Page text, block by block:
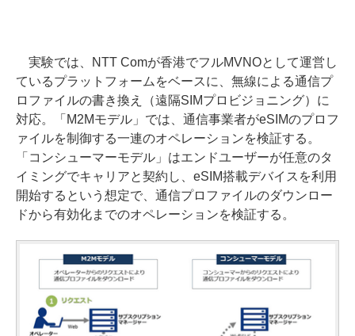
実験では、NTT Comが香港でフルMVNOとして運営し
ているプラットフォームをベースに、無線による通信プ
ロファイルの書き換え（遠隔SIMプロビジョニング）に
対応。「M2Mモデル」では、通信事業者がeSIMのプロフ
ァイルを制御する一連のオペレーションを検証する。
「コンシューマーモデル」はエンドユーザーが任意のタ
イミングでキャリアと契約し、eSIM搭載デバイスを利用
開始するという想定で、通信プロファイルのダウンロー
ドから有効化までのオペレーションを検証する。